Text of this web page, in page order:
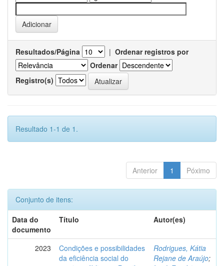
Resultados/Página | Ordenar registros por
Ordenar
Registro(s)
Resultado 1-1 de 1.
Anterior 1 Póximo
Conjunto de itens:
Data do
documento
Título Autor(es)
2023
Condições e possibilidades
da eficiência social do
Rodrigues, Kátia
Rejane de Araújo;